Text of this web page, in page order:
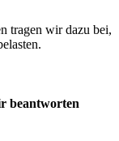
tragen wir dazu bei,
beantworten